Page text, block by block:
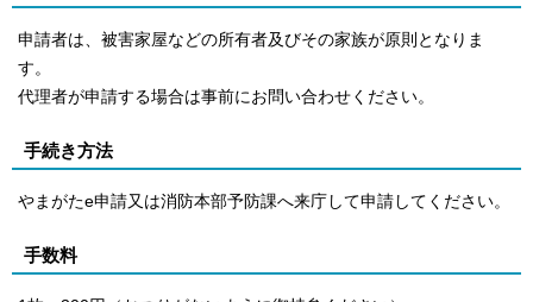
申請者は、被害家屋などの所有者及びその家族が原則となりま
す。
代理者が申請する場合は事前にお問い合わせください。
手続き方法
やまがたe申請又は消防本部予防課へ来庁して申請してください。
手数料